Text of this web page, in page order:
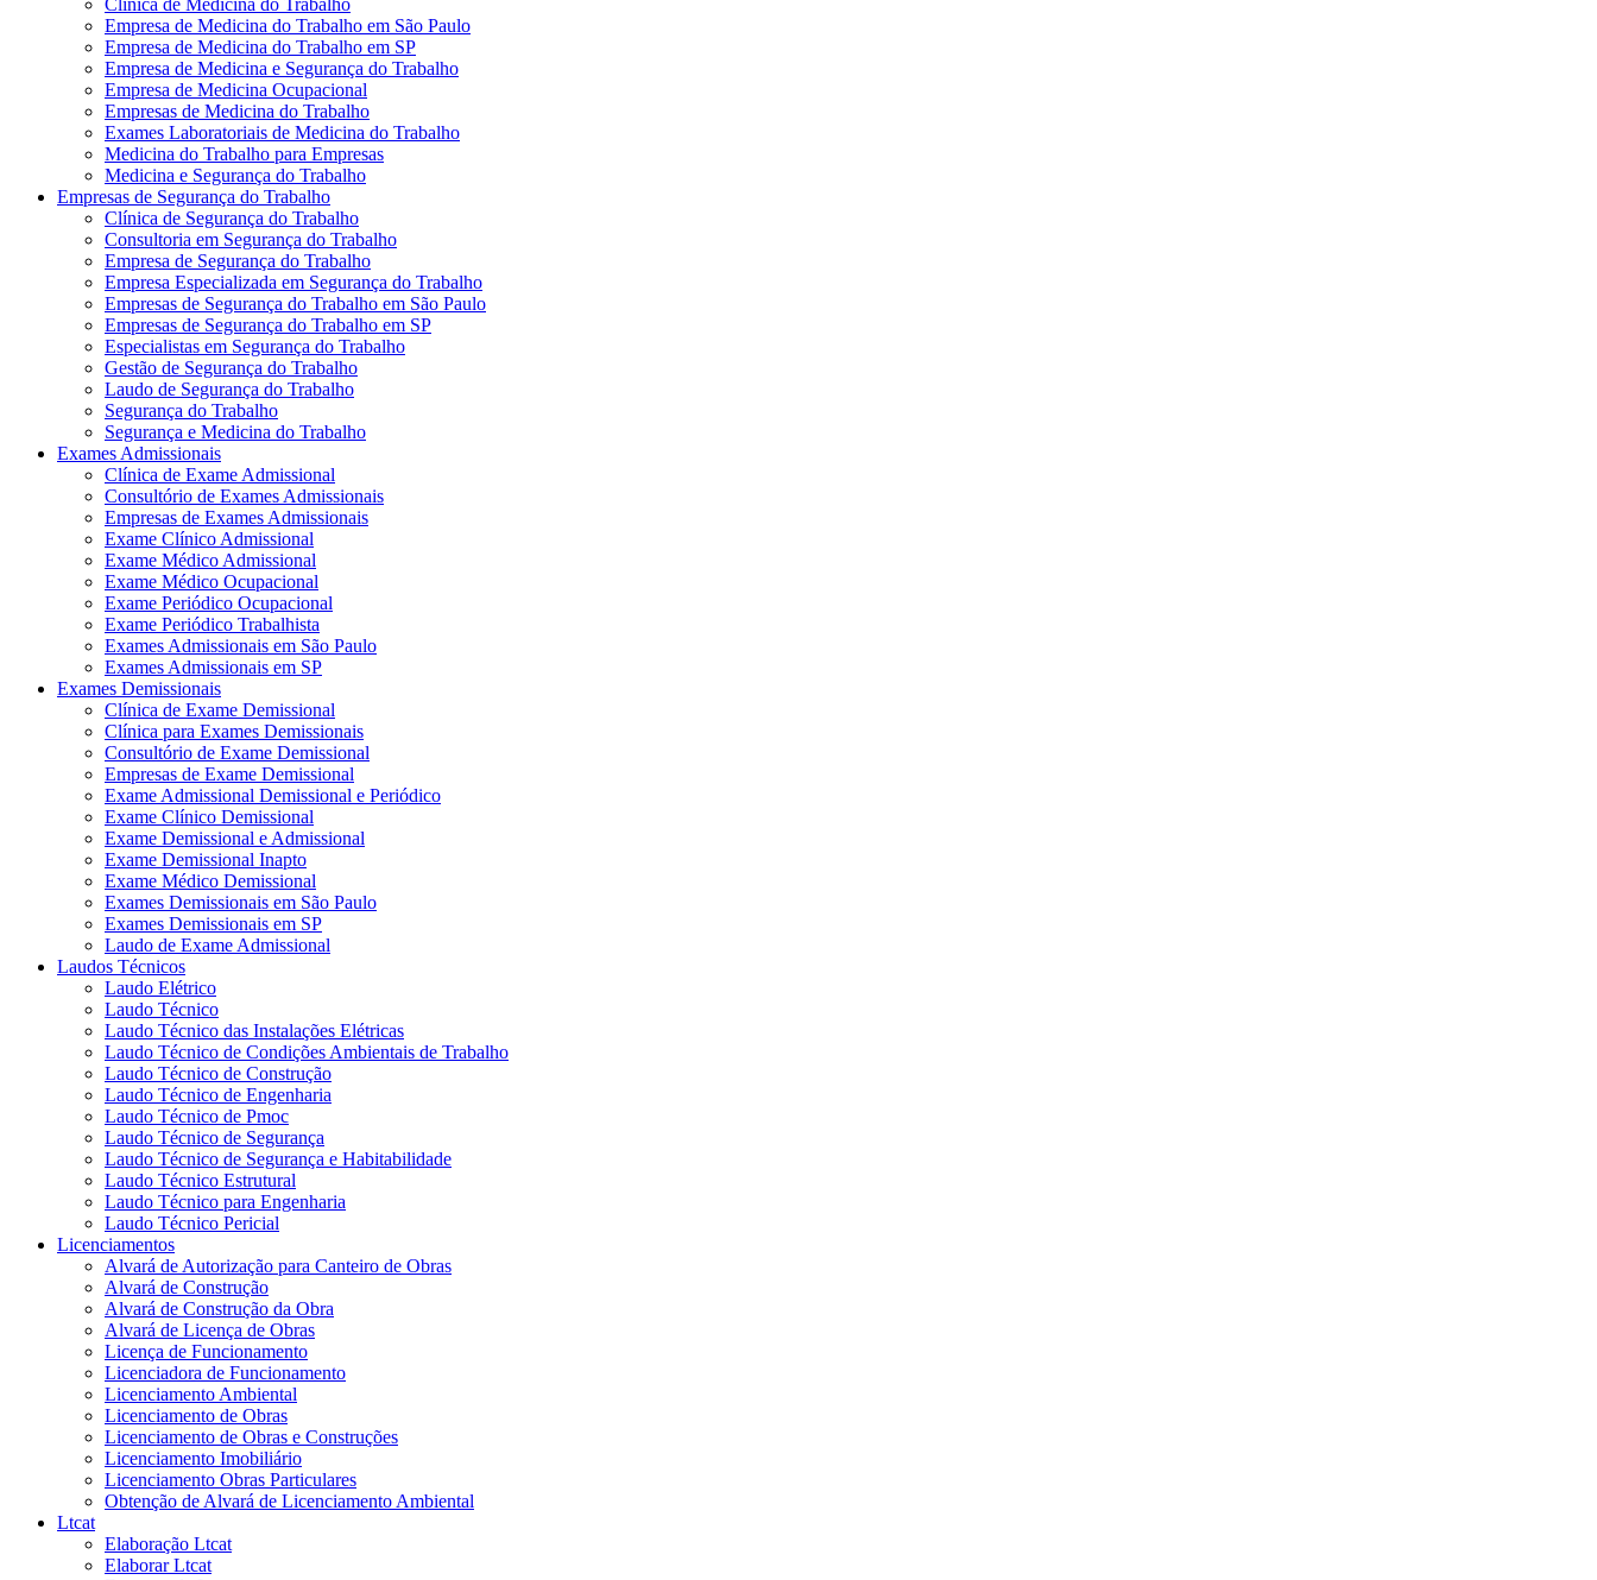
Empresa de Medicina do Trabalho em São Paulo
Empresa de Medicina do Trabalho em SP
Empresa de Medicina e Segurança do Trabalho
Empresa de Medicina Ocupacional
Empresas de Medicina do Trabalho
Exames Laboratoriais de Medicina do Trabalho
Medicina do Trabalho para Empresas
Medicina e Segurança do Trabalho
Empresas de Segurança do Trabalho
Clínica de Segurança do Trabalho
Consultoria em Segurança do Trabalho
Empresa de Segurança do Trabalho
Empresa Especializada em Segurança do Trabalho
Empresas de Segurança do Trabalho em São Paulo
Empresas de Segurança do Trabalho em SP
Especialistas em Segurança do Trabalho
Gestão de Segurança do Trabalho
Laudo de Segurança do Trabalho
Segurança do Trabalho
Segurança e Medicina do Trabalho
Exames Admissionais
Clínica de Exame Admissional
Consultório de Exames Admissionais
Empresas de Exames Admissionais
Exame Clínico Admissional
Exame Médico Admissional
Exame Médico Ocupacional
Exame Periódico Ocupacional
Exame Periódico Trabalhista
Exames Admissionais em São Paulo
Exames Admissionais em SP
Exames Demissionais
Clínica de Exame Demissional
Clínica para Exames Demissionais
Consultório de Exame Demissional
Empresas de Exame Demissional
Exame Admissional Demissional e Periódico
Exame Clínico Demissional
Exame Demissional e Admissional
Exame Demissional Inapto
Exame Médico Demissional
Exames Demissionais em São Paulo
Exames Demissionais em SP
Laudo de Exame Admissional
Laudos Técnicos
Laudo Elétrico
Laudo Técnico
Laudo Técnico das Instalações Elétricas
Laudo Técnico de Condições Ambientais de Trabalho
Laudo Técnico de Construção
Laudo Técnico de Engenharia
Laudo Técnico de Pmoc
Laudo Técnico de Segurança
Laudo Técnico de Segurança e Habitabilidade
Laudo Técnico Estrutural
Laudo Técnico para Engenharia
Laudo Técnico Pericial
Licenciamentos
Alvará de Autorização para Canteiro de Obras
Alvará de Construção
Alvará de Construção da Obra
Alvará de Licença de Obras
Licença de Funcionamento
Licenciadora de Funcionamento
Licenciamento Ambiental
Licenciamento de Obras
Licenciamento de Obras e Construções
Licenciamento Imobiliário
Licenciamento Obras Particulares
Obtenção de Alvará de Licenciamento Ambiental
Ltcat
Elaboração Ltcat
Elaborar Ltcat